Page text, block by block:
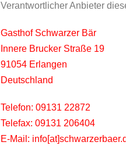
Verantwortlicher Anbieter
Gasthof Schwarzer Bär
Innere Brucker Straße 19
91054 Erlangen
Deutschland
Telefon: 09131 22872
Telefax: 09131 206404
E-Mail: